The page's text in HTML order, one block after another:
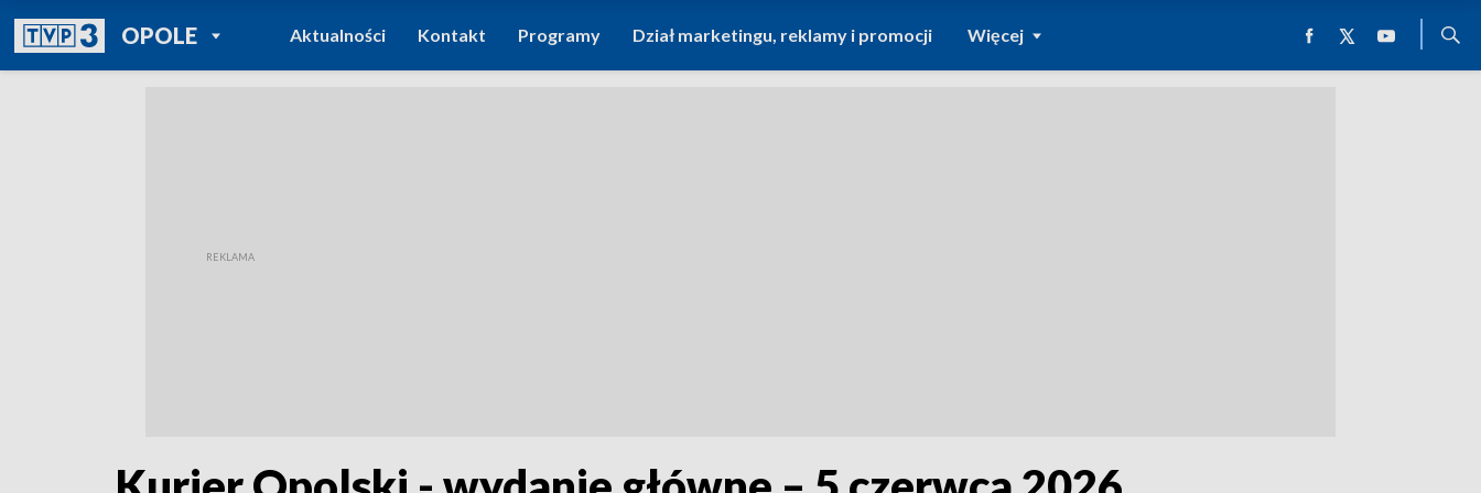
OPOLEPOWRÓT DO
TVP REGIONY
Aktualności Kontakt Programy Dział marketingu, reklamy i promocji Więcej